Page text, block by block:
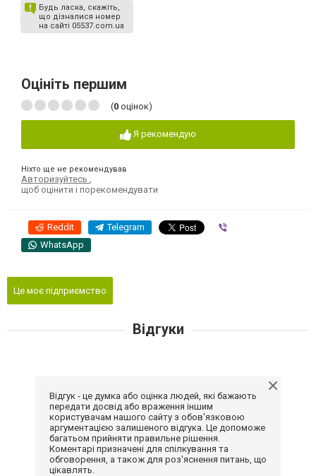
Будь ласка, скажіть,
що дізналися номер
на сайті 05537.com.ua
Оцініть першим
(0 оцінок)
Я рекомендую
Ніхто ще не рекомендував
Авторизуйтесь
щоб оцінити і порекомендувати
Reddit Telegram
WhatsApp
Це моє підприємство
Відгуки
Відгук - це думка або оцінка людей, які бажають
передати досвід або враження іншим
користувачам нашого сайту з обов'язковою
аргументацією залишеного відгука. Це допоможе
багатьом прийняти правильне рішення.
Коментарі призначені для спілкування та
обговорення, а також для роз'яснення питань, що
цікавлять.